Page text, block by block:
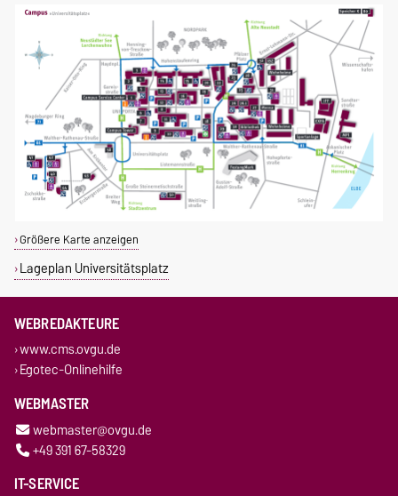
Größere Karte anzeigen
Lageplan Universitätsplatz
WEBREDAKTEURE
www.cms.ovgu.de
Egotec-Onlinehilfe
WEBMASTER
webmaster@ovgu.de
+49 391 67-58329
IT-SERVICE